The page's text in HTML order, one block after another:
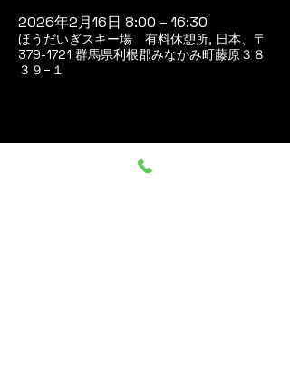
2026年2月16日 8:00 – 16:30
ほうだいぎスキー場 有料休憩所, 日本、〒
379-1721 群馬県利根郡みなかみ町藤原３８
３９−１
このイベントをシェア